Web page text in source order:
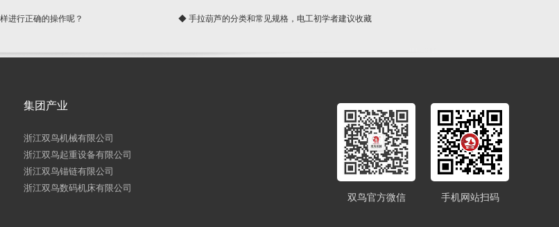
进行正确的操作呢？ ◆ 手拉葫芦的分类和常见规格，电工初学者建议收藏
集团产业
浙江双鸟机械有限公司
浙江双鸟起重设备有限公司
浙江双鸟锚链有限公司
浙江双鸟数码机床有限公司
手机网站扫码
双鸟官方微信